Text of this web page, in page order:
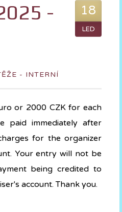
18
LED
-
- INTERNÍ
or 2000 CZK for each
paid immediately after
for the organizer
Your entry will not be
being credited to
account. Thank you.